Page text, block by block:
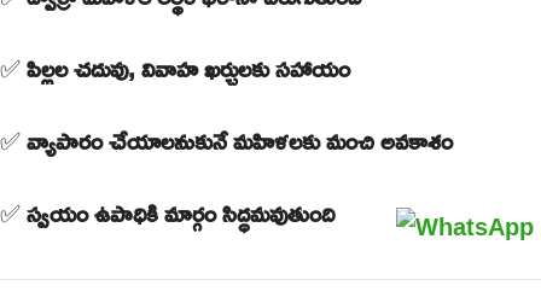
✅పిల్లల చదువు, వివాహ ఖర్చులకు సహాయం
✅వ్యాపారం చేయాలనుకునే మహిళలకు మంచి అవకాశం
✅స్వయం ఉపాధికి మార్గం సిద్ధమవుతుంది